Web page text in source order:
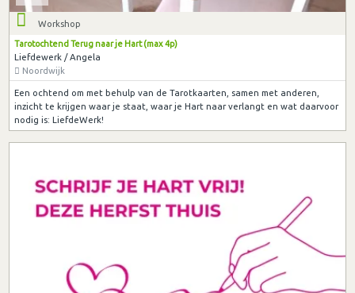
Workshop
Tarotochtend Terug naar je Hart (max 4p)
Liefdewerk / Angela
Noordwijk
Een ochtend om met behulp van de Tarotkaarten, samen met anderen,
inzicht te krijgen waar je staat, waar je Hart naar verlangt en wat daarvoor
nodig is: LiefdeWerk!